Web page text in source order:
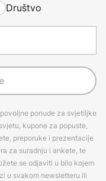
Društvo
ponude za svjetiljke
kupone za popuste,
preporuke i prezentacije
za suradnju i ankete, te
se odjaviti u bilo kojem
u svakom newsletteru ili